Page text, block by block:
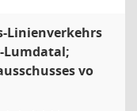
Linienverkehrs
Lumdatal;
vo